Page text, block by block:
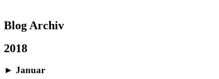
Blog Archiv
2018
► Januar